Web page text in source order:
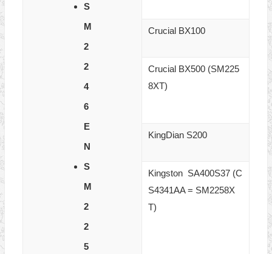
S
M
2
2
4
6
E
N
S
M
2
2
5
Crucial BX100
Crucial BX500 (SM225
8XT)
KingDian S200
Kingston SA400S37 (C
S4341AA = SM2258X
T)